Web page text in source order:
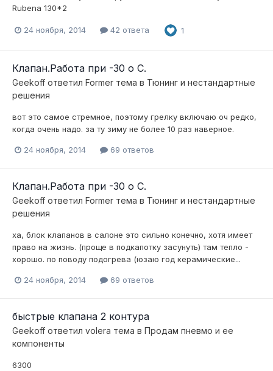
Rubena 130*2
24 ноября, 2014 42 ответа 1
Клапан.Работа при -30 о С.
Geekoff ответил Former тема в Тюнинг и нестандартные
решения
вот это самое стремное, поэтому грелку включаю оч редко,
когда очень надо. за ту зиму не более 10 раз наверное.
24 ноября, 2014 69 ответов
Клапан.Работа при -30 о С.
Geekoff ответил Former тема в Тюнинг и нестандартные
решения
ха, блок клапанов в салоне это сильно конечно, хотя имеет
право на жизнь. (проще в подкапотку засунуть) там тепло -
хорошо. по поводу подогрева (юзаю год керамические...
24 ноября, 2014 69 ответов
быстрые клапана 2 контура
Geekoff ответил volera тема в Продам пневмо и ее
компоненты
6300